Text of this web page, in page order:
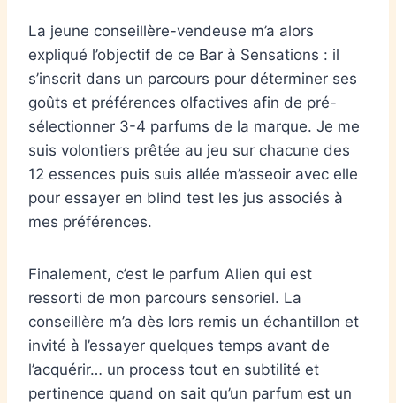
La jeune conseillère-vendeuse m’a alors
expliqué l’objectif de ce Bar à Sensations : il
s’inscrit dans un parcours pour déterminer ses
goûts et préférences olfactives afin de pré-
sélectionner 3-4 parfums de la marque. Je me
suis volontiers prêtée au jeu sur chacune des
12 essences puis suis allée m’asseoir avec elle
pour essayer en blind test les jus associés à
mes préférences.
Finalement, c’est le parfum Alien qui est
ressorti de mon parcours sensoriel. La
conseillère m’a dès lors remis un échantillon et
invité à l’essayer quelques temps avant de
l’acquérir… un process tout en subtilité et
pertinence quand on sait qu’un parfum est un